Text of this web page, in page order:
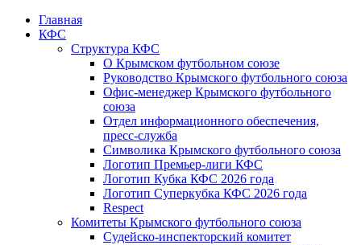
Главная
КФС
Структура КФС
О Крымском футбольном союзе
Руководство Крымского футбольного союза
Офис-менеджер Крымского футбольного
союза
Отдел информационного обеспечения,
пресс-служба
Символика Крымского футбольного союза
Логотип Премьер-лиги КФС
Логотип Кубка КФС 2026 года
Логотип Суперкубка КФС 2026 года
Respect
Комитеты Крымского футбольного союза
Судейско-инспекторский комитет